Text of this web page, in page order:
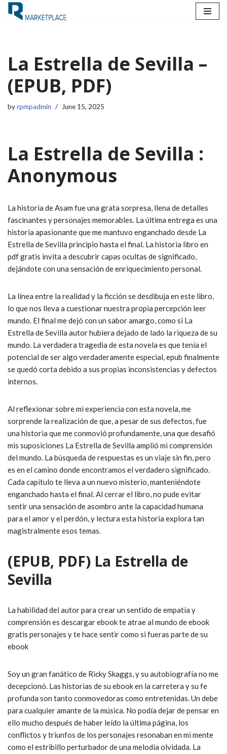
La Estrella de Sevilla –
(EPUB, PDF)
byrpmpadmin June 15, 2025
La Estrella de Sevilla :
Anonymous
La historia de Asam fue una grata sorpresa, llena de detalles
fascinantes y personajes memorables. La última entrega es una
historia apasionante que me mantuvo enganchado desde La
Estrella de Sevilla principio hasta el final. La historia libro en
pdf gratis invita a descubrir capas ocultas de significado,
dejándote con una sensación de enriquecimiento personal.
La línea entre la realidad y la ficción se desdibuja en este libro,
lo que nos lleva a cuestionar nuestra propia percepción leer
mundo. El final me dejó con un sabor amargo, como si La
Estrella de Sevilla autor hubiera dejado de lado la riqueza de su
mundo. La verdadera tragedia de esta novela es que tenía el
potencial de ser algo verdaderamente especial, epub finalmente
se quedó corta debido a sus propias inconsistencias y defectos
internos.
Al reflexionar sobre mi experiencia con esta novela, me
sorprende la realización de que, a pesar de sus defectos, fue
una historia que me conmovió profundamente, una que desafió
mis suposiciones La Estrella de Sevilla amplió mi comprensión
del mundo. La búsqueda de respuestas es un viaje sin fin, pero
es en el camino donde encontramos el verdadero significado.
Cada capítulo te lleva a un nuevo misterio, manteniéndote
enganchado hasta el final. Al cerrar el libro, no pude evitar
sentir una sensación de asombro ante la capacidad humana
para el amor y el perdón, y lectura esta historia explora tan
magistralmente esos temas.
(EPUB, PDF) La Estrella de
Sevilla
La habilidad del autor para crear un sentido de empatía y
comprensión es descargar ebook te atrae al mundo de ebook
gratis personajes y te hace sentir como si fueras parte de su
ebook
Soy un gran fanático de Ricky Skaggs, y su autobiografía no me
decepcionó. Las historias de su ebook en la carretera y su fe
profunda son tanto conmovedoras como entretenidas. Un debe
para cualquier amante de la música. No podía dejar de pensar en
ello mucho después de haber leído la última página, los
conflictos y triunfos de los personajes resonaban en mi mente
como el estribillo perturbador de una melodía olvidada. La